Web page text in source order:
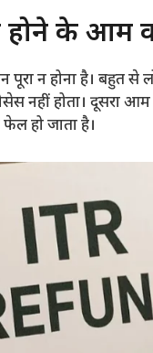
होने के आम
न होना है। बहुत से
नहीं होता।
हो जाता है।